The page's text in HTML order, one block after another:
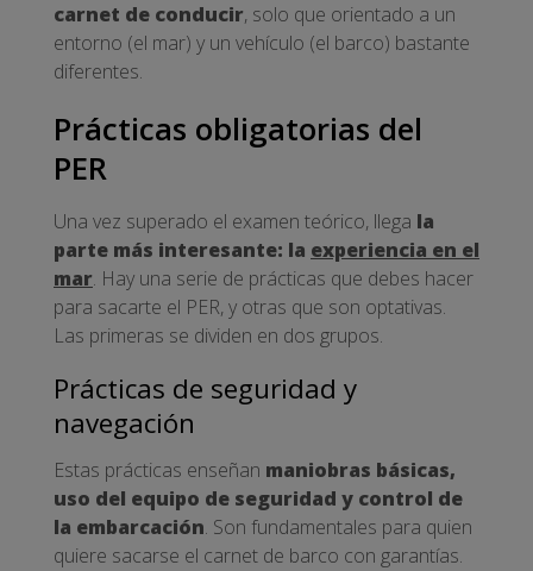
carnet de conducir, solo que orientado a un
entorno (el mar) y un vehículo (el barco) bastante
diferentes.
Prácticas obligatorias del
PER
Una vez superado el examen teórico, llega la
parte más interesante: la experiencia en el
mar. Hay una serie de prácticas que debes hacer
para sacarte el PER, y otras que son optativas.
Las primeras se dividen en dos grupos.
Prácticas de seguridad y
navegación
Estas prácticas enseñan maniobras básicas,
uso del equipo de seguridad y control de
la embarcación. Son fundamentales para quien
quiere sacarse el carnet de barco con garantías.